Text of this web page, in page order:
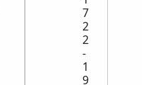
7
2
2
-
1
9